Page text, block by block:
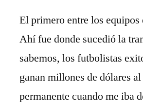
El primero entre los
Ahí fue donde sucedió la
sabemos, los futbolistas
ganan millones de dólares
permanente cuando me iba